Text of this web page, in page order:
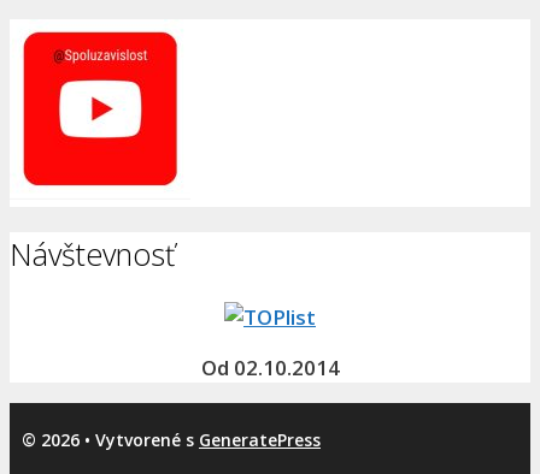
Návštevnosť
Od 02.10.2014
© 2026 • Vytvorené s GeneratePress